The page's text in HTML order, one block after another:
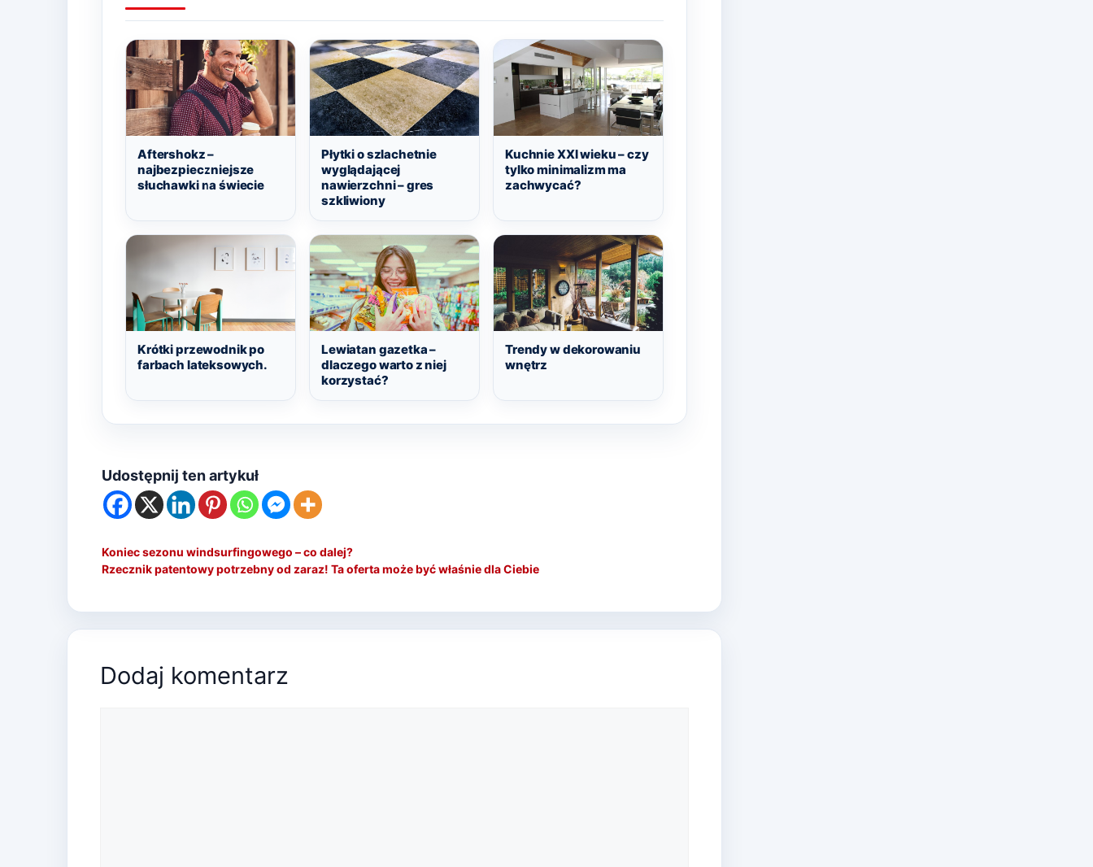
Aftershokz –
najbezpieczniejsze
słuchawki na świecie
Płytki o szlachetnie
wyglądającej
nawierzchni – gres
szkliwiony
Kuchnie XXI wieku – czy
tylko minimalizm ma
zachwycać?
Krótki przewodnik po
farbach lateksowych.
Lewiatan gazetka –
dlaczego warto z niej
korzystać?
Trendy w dekorowaniu
wnętrz
Udostępnij ten artykuł
Koniec sezonu windsurfingowego – co dalej?
Rzecznik patentowy potrzebny od zaraz! Ta oferta może być właśnie dla Ciebie
Dodaj komentarz